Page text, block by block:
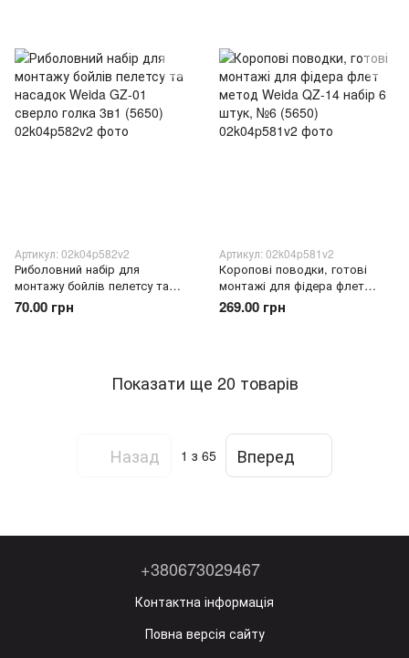
Артикул: 02k04p582v2
Риболовний набір для
монтажу бойлів пелетсу та
насадок Weida GZ-01 сверло
голка 3в1 (5650)
70.00 грн
Артикул: 02k04p581v2
Коропові поводки, готові
монтажі для фідера флет
метод Weida QZ-14 набір 6
штук, №6 (5650)
269.00 грн
Показати ще 20 товарів
Назад 1 з 65 Вперед
+380673029467
Контактна інформація
Повна версія сайту